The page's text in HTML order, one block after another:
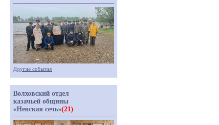
Другие события
Волховский отдел
казачьей общины
«Невская сечь»(21)